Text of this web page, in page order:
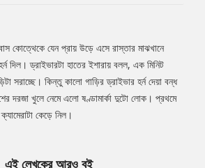
কোত্থেকে যেন প্রায় উড়ে এসে রাস্তার মাঝখানে
দিল। ড্রাইভারটা হাতের ইশারায় বলল, এক মিনিট
সরাচ্ছে। কিন্তু কালো গাড়ির ড্রাইভার হর্ন দেয়া বন্ধ
দরজা খুলে নেমে এলো ষণ্ডামার্কা দুটো লোক। প্রথমে
কেড়ে নিল।
এই লেখকের আরও বই